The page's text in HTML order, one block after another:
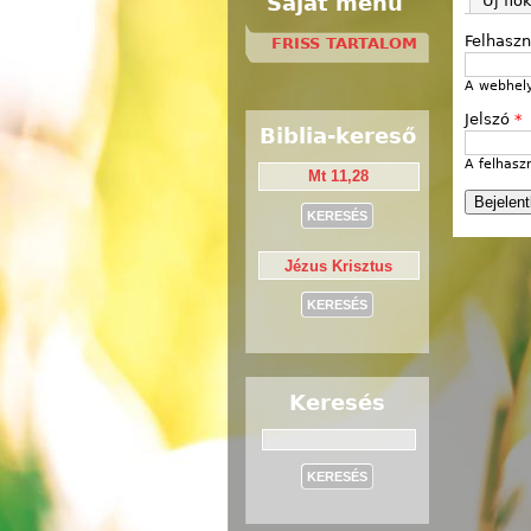
A
Jelszó *
A
FRISS TARTALOM
Biblia-kereső
Keresés